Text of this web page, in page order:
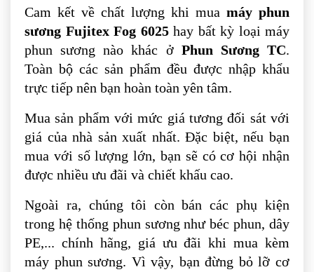
Cam kết về chất lượng khi mua máy phun
sương Fujitex Fog 6025hay bất kỳ loại máy
phun sương nào khác ở Phun Sương TC.
Toàn bộ các sản phẩm đều được nhập khẩu
trực tiếp nên bạn hoàn toàn yên tâm.
Mua sản phẩm với mức giá tương đối sát với
giá của nhà sản xuất nhất. Đặc biệt, nếu bạn
mua với số lượng lớn, bạn sẽ có cơ hội nhận
được nhiều ưu đãi và chiết khấu cao.
Ngoài ra, chúng tôi còn bán các phụ kiện
trong hệ thống phun sương như béc phun, dây
PE,... chính hãng, giá ưu đãi khi mua kèm
máy phun sương. Vì vậy, bạn đừng bỏ lỡ cơ